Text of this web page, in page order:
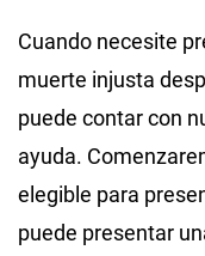
Cuando necesite
muerte injusta
puede contar con
ayuda.
elegible para
puede presentar